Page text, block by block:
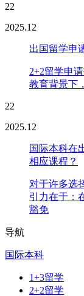
22
2025.12
出国留学申
2+2留学申
教育背景下
22
2025.12
国际本科在
相应课程？
对于许多选
引力在于：
豁免
导航
国际本科
1+3留学
2+2留学